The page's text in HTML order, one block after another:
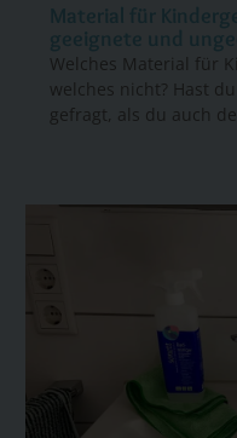
Material für
geeignete und
Welches Material für
welches nicht? Hast
gefragt, als du auch